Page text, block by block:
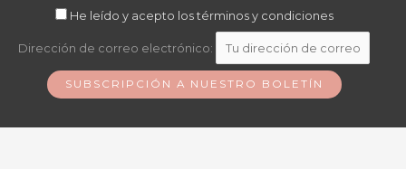
He leído y acepto los términos y condiciones
Dirección de correo electrónico: